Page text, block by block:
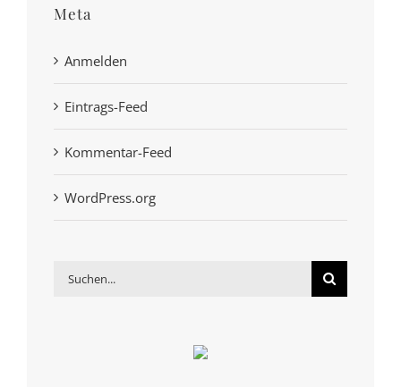
Meta
Anmelden
Eintrags-Feed
Kommentar-Feed
WordPress.org
Suche